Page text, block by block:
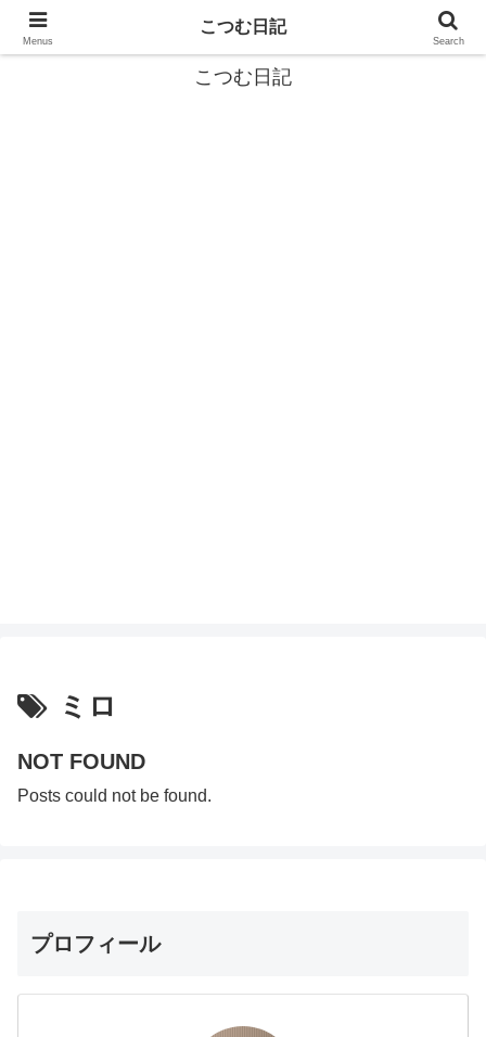
カタツムリから学ぶスローライフ🎓『こつむ日記』🐌
こつむ日記
ミロ
NOT FOUND
Posts could not be found.
プロフィール
Menus
こつむ日記
Search